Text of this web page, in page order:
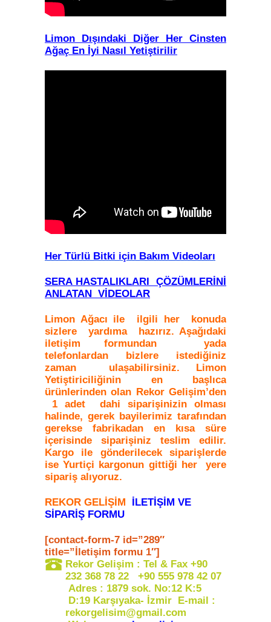
Limon Dışındaki Diğer Her Cinsten
Ağaç En İyi Nasıl Yetiştirilir
Her Türlü Bitki için Bakım Videoları
SERA HASTALIKLARI ÇÖZÜMLERİNİ
ANLATAN VİDEOLAR
Limon Ağacı ile ilgili her konuda
sizlere yardıma hazırız. Aşağıdaki
iletişim formundan yada
telefonlardan bizlere istediğiniz
zaman ulaşabilirsiniz. Limon
Yetiştiriciliğinin en başlıca
ürünlerinden olan Rekor Gelişim’den
1 adet dahi siparişinizin olması
halinde, gerek bayilerimiz tarafından
gerekse fabrikadan en kısa süre
içerisinde siparişiniz teslim edilir.
Kargo ile gönderilecek siparişlerde
ise Yurtiçi kargonun gittiği her yere
sipariş alıyoruz.
REKOR GELİŞİM
İLETİŞİM VE
SİPARİŞ FORMU
[contact-form-7 id=”289″
title=”İletişim formu 1″]
Rekor Gelişim : Tel & Fax +90
232 368 78 22 +90 555 978 42 07
Adres : 1879 sok. No:12 K:5
D:19 Karşıyaka- İzmir E-mail :
rekorgelisim@gmail.com